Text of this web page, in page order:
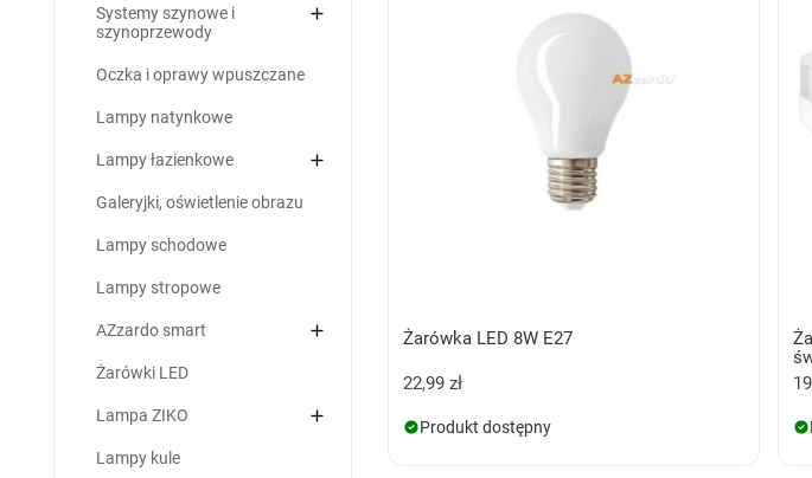
Systemy szynowe i
szynoprzewody

Oczka i oprawy wpuszczane
Lampy natynkowe
Lampy łazienkowe 
Galeryjki, oświetlenie obrazu
Lampy schodowe
Lampy stropowe
AZzardo smart 
Żarówki LED
Lampa ZIKO 
Lampy kule
Żarówka LED 8W E27
22,99 zł
Produkt dostępny